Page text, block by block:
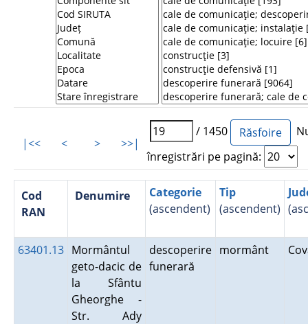
|<< < > >>|
/ 1450
înregistrări pe pagină:
Cod
RAN
Denumire
Categorie
(ascendent)
Tip
(ascendent)
63401.13 Mormântul
geto-dacic de
la Sfântu
Gheorghe -
Str. Ady
descoperire
funerară
mormânt